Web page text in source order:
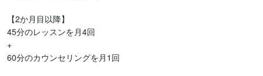
【2か月目以降】
45分のレッスンを月4回
+
60分のカウンセリングを月1回